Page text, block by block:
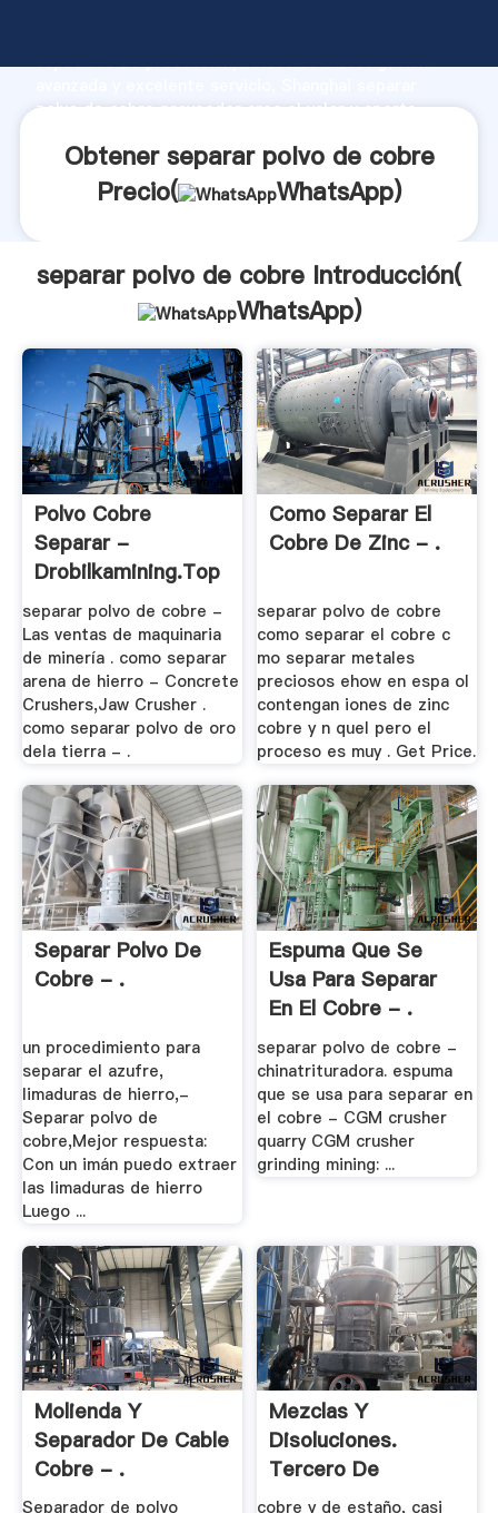
capacidad de producción, fuerza de investigación
polvo de cobre proveedor crea el valor y aporta
Obtener separar polvo de cobre
Precio(
WhatsApp)
separar polvo de cobre Introducción(
WhatsApp)
Polvo Cobre
Separar -
Drobilkamining.top
separar polvo de cobre -
Las ventas de maquinaria
de minería . como separar
arena de hierro - Concrete
Crushers,Jaw Crusher .
como separar polvo de oro
dela tierra - .
Como Separar El
Cobre De Zinc - .
separar polvo de cobre
como separar el cobre c
mo separar metales
preciosos ehow en espa ol
contengan iones de zinc
cobre y n quel pero el
proceso es muy . Get Price.
Separar Polvo De
Cobre - .
un procedimiento para
separar el azufre,
limaduras de hierro,-
Separar polvo de
cobre,Mejor respuesta:
Con un imán puedo extraer
las limaduras de hierro
Luego ...
Espuma Que Se
Usa Para Separar
En El Cobre - .
separar polvo de cobre -
chinatrituradora. espuma
que se usa para separar en
el cobre - CGM crusher
quarry CGM crusher
grinding mining: ...
Molienda Y
Separador De Cable
Cobre - .
Separador de polvo
Mezclas Y
Disoluciones.
Tercero De
cobre y de estaño, casi